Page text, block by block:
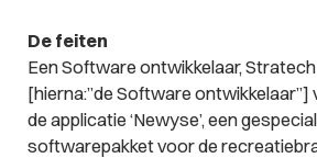
De feiten
Een Software ontwikkelaar,
[hierna:”de Software ontwikkelaar”]
de applicatie ‘Newyse’, een
softwarepakket voor de